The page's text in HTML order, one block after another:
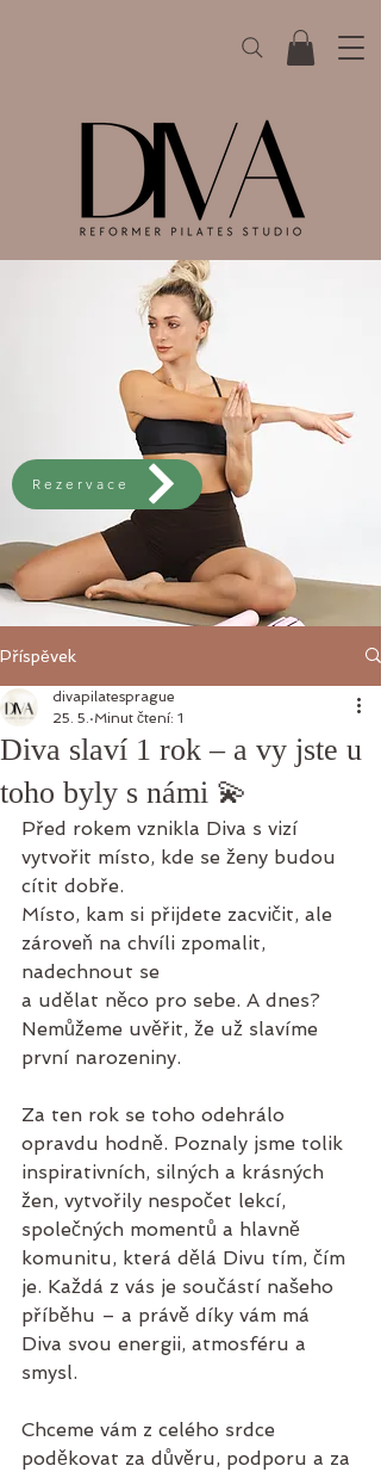
Rezervace
Příspěvek
Diva slaví 1 rok – a vy jste u
toho byly s námi 💫
divapilatesprague
25. 5. Minut čtení: 1
Před rokem vznikla Diva s vizí
vytvořit místo, kde se ženy budou
cítit dobře.
Místo, kam si přijdete zacvičit, ale
zároveň na chvíli zpomalit,
nadechnout se
a udělat něco pro sebe. A dnes?
Nemůžeme uvěřit, že už slavíme
první narozeniny.
Za ten rok se toho odehrálo
opravdu hodně. Poznaly jsme tolik
inspirativních, silných a krásných
žen, vytvořily nespočet lekcí,
společných momentů a hlavně
komunitu, která dělá Divu tím, čím
je. Každá z vás je součástí našeho
příběhu – a právě díky vám má
Diva svou energii, atmosféru a
smysl.
Chceme vám z celého srdce
poděkovat za důvěru, podporu a za